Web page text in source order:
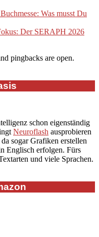
Was musst Du
Der SERAPH 2026
pingbacks are open.
schon eigenständig
Neuroflash ausprobieren
sogar Grafiken erstellen
Englisch erfolgen. Fürs
und viele Sprachen.